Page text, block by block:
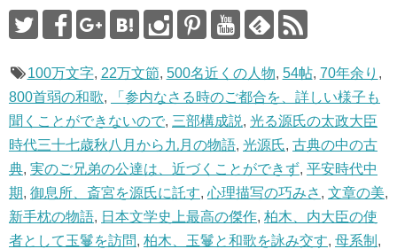
い
ィ
ウ
で
開
き
す
)
し
て
く
い
(
新
し
ウ
ィ
ン
ド
ウ
で
開
き
ま
す
)
100万文字, 22万文節, 500名近くの人物, 54帖, 70年余り ,
800首弱の和歌,
「参内なさる時のご都合を、詳しい様子も
聞くことができないので, 三部構成説, 光る源氏の太政大臣
時代三十七歳秋八月から九月の物語, 光源氏, 古典の中の古
典, 実のご兄弟の公達は、近づくことができず, 平安時代中
期, 御息所、斎宮を源氏に託す, 心理描写の巧みさ , 文章の美,
新手枕の物語, 日本文学史上最高の傑作, 柏木、内大臣の使
者として玉鬘を訪問, 柏木、玉鬘と和歌を詠み交す, 母系制 ,